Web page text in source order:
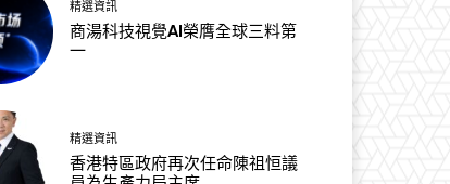
精選資訊
商湯科技視覺AI榮膺全球三料第
一
精選資訊
香港特區政府再次任命陳祖恒議